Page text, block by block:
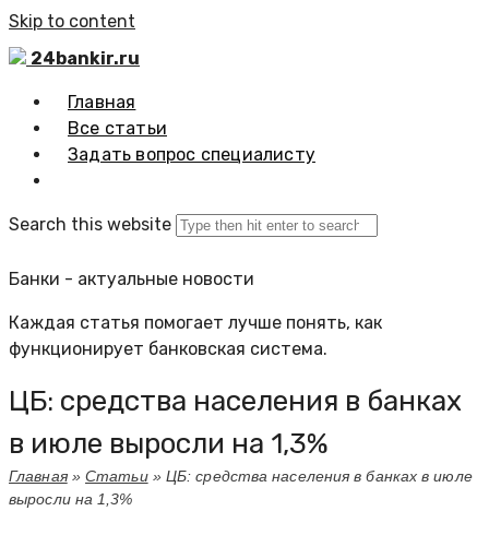
Skip to content
24bankir.ru
Главная
Все статьи
Задать вопрос специалисту
Search this website
Банки - актуальные новости
Каждая статья помогает лучше понять, как
функционирует банковская система.
ЦБ: средства населения в банках
в июле выросли на 1,3%
Главная»Статьи» ЦБ: средства населения в банках в июле
выросли на 1,3%